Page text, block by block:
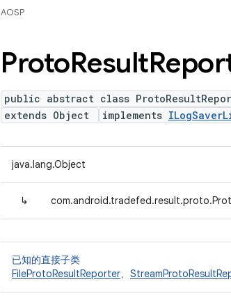
AOSP
ProtoResult
public abstract class
extends Object
implements
java.lang.Object
↳
已知的直接子类
FileProtoResultReporter、